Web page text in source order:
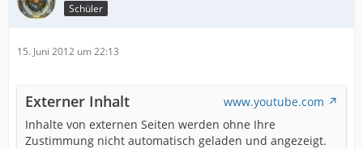
Schüler
15. Juni 2012 um 22:13
Externer Inhalt
www.youtube.com
Inhalte von externen Seiten werden ohne Ihre
Zustimmung nicht automatisch geladen und angezeigt.